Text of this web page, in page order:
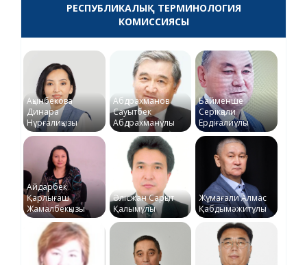
РЕСПУБЛИКАЛЫҚ ТЕРМИНОЛОГИЯ
КОМИССИЯСЫ
Ақынбекова
Динара
Нұрғалиқызы
Абдрахманов
Сауытбек
Абдрахманұлы
Байменше
Серікқали
Ердіғалиұлы
Айдарбек
Қарлығаш
Жамалбекқызы
Әлісжан Сарқыт
Қалымұлы
Жұмағали Алмас
Қабдымәжитұлы